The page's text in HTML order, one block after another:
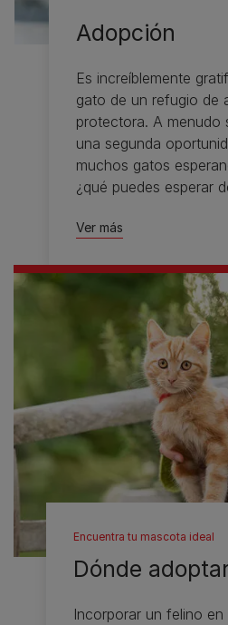
Adopción
Es increíblemente
gato de un refugio de
protectora. A menudo
una segunda
muchos gatos
¿qué puedes esperar
Ver más
Encuentra tu mascota ideal
Dónde
Incorporar un felino